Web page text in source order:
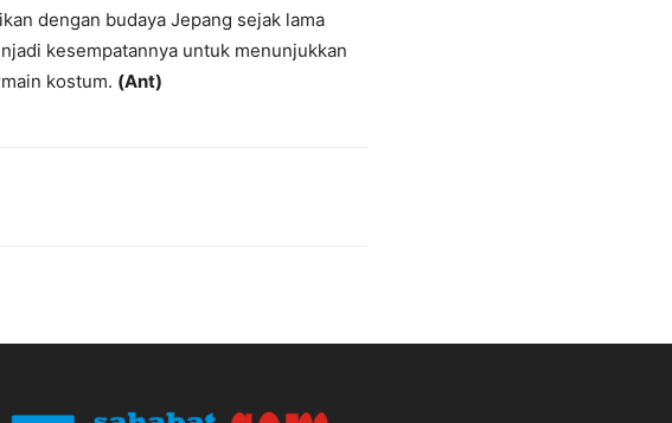
dengan budaya Jepang sejak lama
kesempatannya untuk menunjukkan
kostum. (Ant)